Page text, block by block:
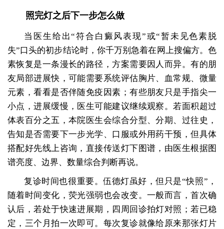
照完灯之后下一步怎么做
当医生给出“符合白癜风表现”或“暂未见色素脱
失”口头的初步结论时，你千万别急着在网上搜偏方。色
素恢复是一条漫长的路径，方案需要因人而异。有的朋
友局部进展快，可能需要系统评估胸片、血常规、微量
元素，看看是否伴随免疫因素；有些朋友只是手指尖一
小点，进展缓慢，医生可能建议继续观察。若面积超过
体表百分之五，本院医生会综合分型、分期、过往史，
告知是否需要下一步光学、口服或外用药干预，但具体
搭配好先线上咨询，直接传送灯下图谱，由医生根据图
谱亮度、边界、数量综合判断再说。
复诊时间也很重要。伍德灯虽好，但只是“快照”，
随着时间变化，荧光强弱也会改变。一般而言，首次确
认后，若处于快速进展期，四周回诊拍灯对照；若已稳
定，三个月拍一次即可。每次复诊就像给原来那张灯片